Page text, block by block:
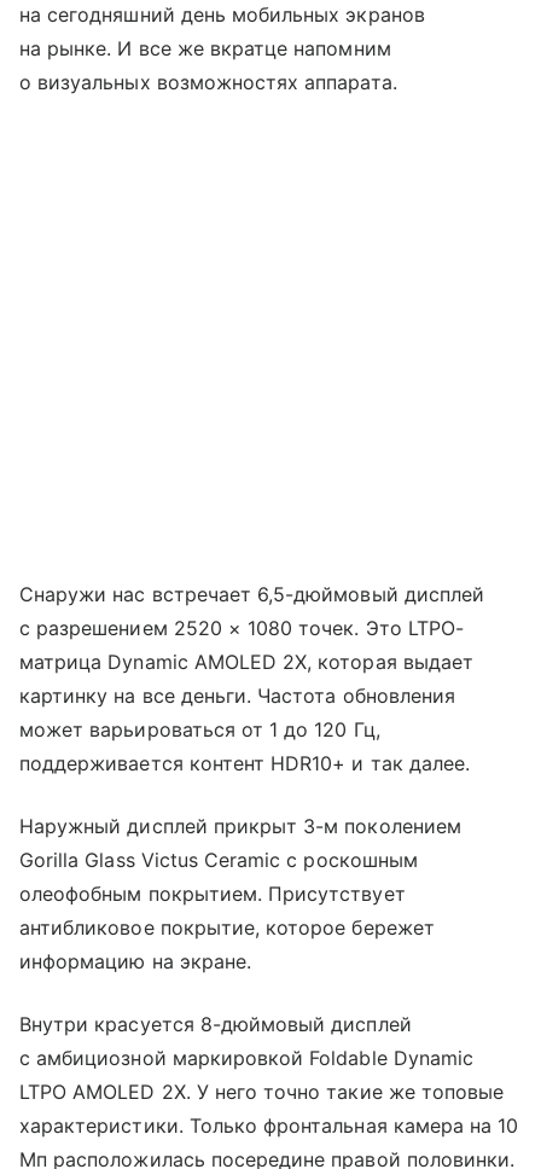
на сегодняшний день мобильных экранов
на рынке. И все же вкратце напомним
о визуальных возможностях аппарата.
Снаружи нас встречает 6,5-дюймовый дисплей
с разрешением 2520 × 1080 точек. Это LTPO-
матрица Dynamic AMOLED 2X, которая выдает
картинку на все деньги. Частота обновления
может варьироваться от 1 до 120 Гц,
поддерживается контент HDR10+ и так далее.
Наружный дисплей прикрыт 3-м поколением
Gorilla Glass Victus Ceramic с роскошным
олеофобным покрытием. Присутствует
антибликовое покрытие, которое бережет
информацию на экране.
Внутри красуется 8-дюймовый дисплей
с амбициозной маркировкой Foldable Dynamic
LTPO AMOLED 2X. У него точно такие же топовые
характеристики. Только фронтальная камера на 10
Мп расположилась посередине правой половинки.